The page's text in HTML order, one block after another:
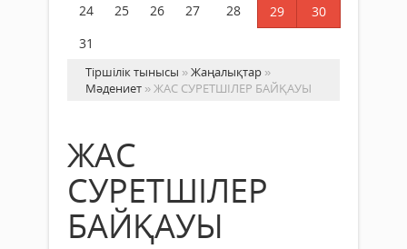
24
25 26 27 28 29
30
31
Тіршілік тынысы »Жаңалықтар »
Мәдениет » ЖАС СУРЕТШІЛЕР БАЙҚАУЫ
ЖАС
СУРЕТШІЛЕР
БАЙҚАУЫ